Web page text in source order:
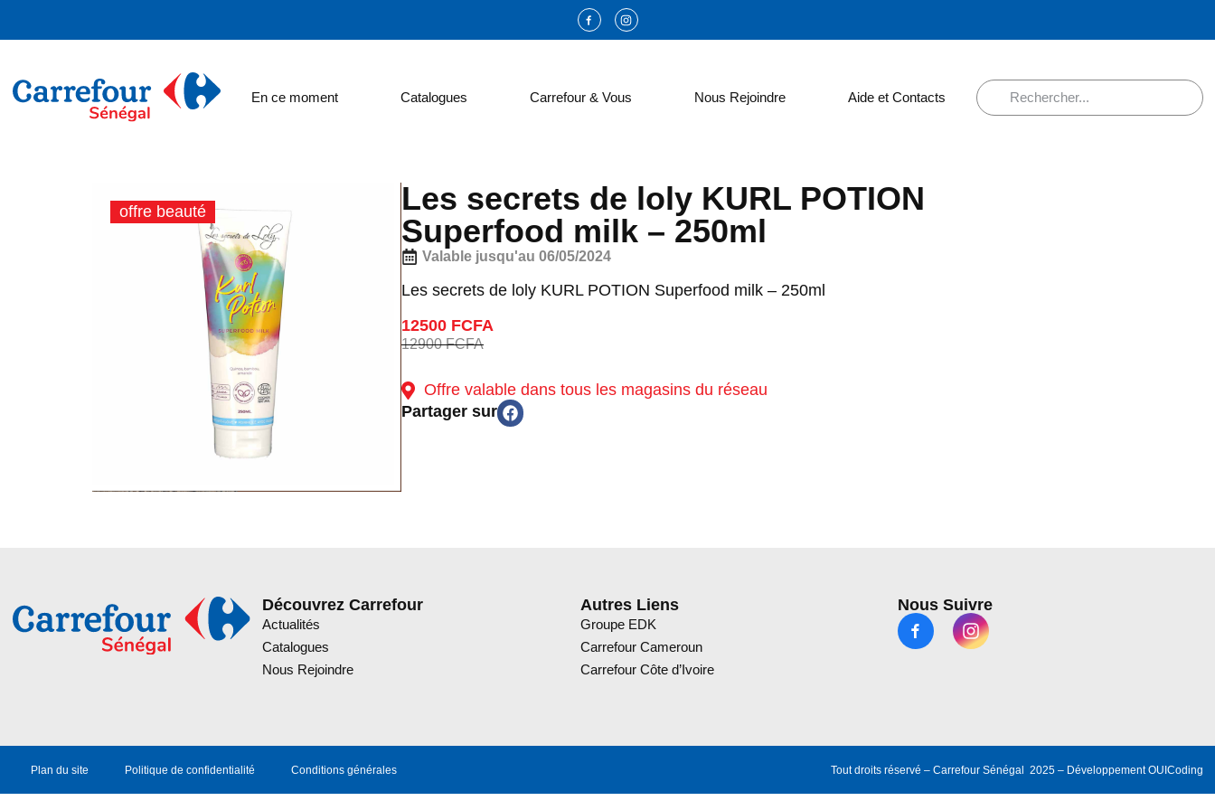
En ce moment Catalogues Carrefour & Vous Nous Rejoindre Aide et Contacts
offre beauté
Les secrets de loly KURL POTION
Superfood milk – 250ml
Valable jusqu'au 06/05/2024
Les secrets de loly KURL POTION Superfood milk – 250ml
12500 FCFA
12900 FCFA
Offre valable dans tous les magasins du réseau
Partager sur
Découvrez Carrefour
Actualités
Catalogues
Nous Rejoindre
Autres Liens
Groupe EDK
Carrefour Cameroun
Carrefour Côte d’Ivoire
Nous Suivre
Plan du site Politique de confidentialité Conditions générales Tout droits réservé – Carrefour Sénégal 2025 – DéveloppementOUICoding